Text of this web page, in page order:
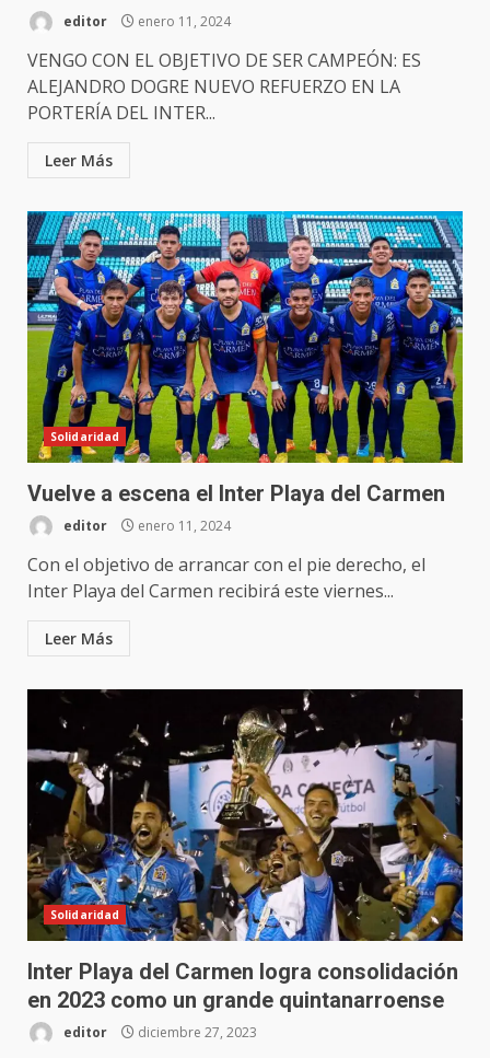
editor enero 11, 2024
VENGO CON EL OBJETIVO DE SER CAMPEÓN: ES
ALEJANDRO DOGRE NUEVO REFUERZO EN LA
PORTERÍA DEL INTER...
Leer Más
Solidaridad
Vuelve a escena el Inter Playa del Carmen
editor enero 11, 2024
Con el objetivo de arrancar con el pie derecho, el
Inter Playa del Carmen recibirá este viernes...
Leer Más
Solidaridad
Inter Playa del Carmen logra consolidación
en 2023 como un grande quintanarroense
editor diciembre 27, 2023